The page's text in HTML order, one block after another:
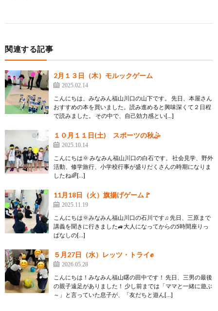
関連する記事
2月１３日（木）モルックゲーム
2025.02.14
こんにちは、みなみん福山川口の山下です。 先日、本屋さん
おすすめの本を買いました。読み進めると興味深くて２日程
で読みました。 その中で、自己効力感とい[…]
１０月１１日(土) スポーツの秋🤹
2025.10.14
こんにちは🌞 みなみん福山川口の白石です。 社会見学、野外
活動、修学旅行、小学校行事が盛りだくさんの時期になりま
したね🌈[…]
11月18日（火）旗揚げゲーム🚩
2025.11.19
こんにちは🌞みなみん福山川口の石川です♫ 先日、三原まで
講義を聞きに行きました🚙大人になってからの5時間座りっ
ぱなしの[…]
５月27日（水）レッツ・トライ✊
2026.05.28
こんにちは！みなみん福山曙の田中です！ 先日、三男の最後
の親子遠足がありました！ 少し前までは「ママと一緒に遊ぶ
～」と言っていた息子が、「友だちと遊ん[…]